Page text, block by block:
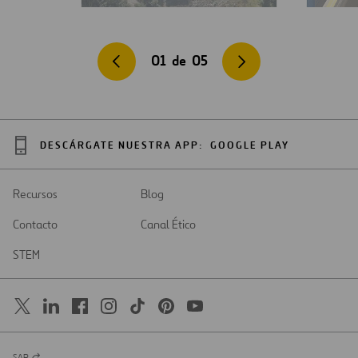
01 de 05
DESCÁRGATE NUESTRA APP: GOOGLE PLAY
Recursos
Blog
Contacto
Canal Ético
STEM